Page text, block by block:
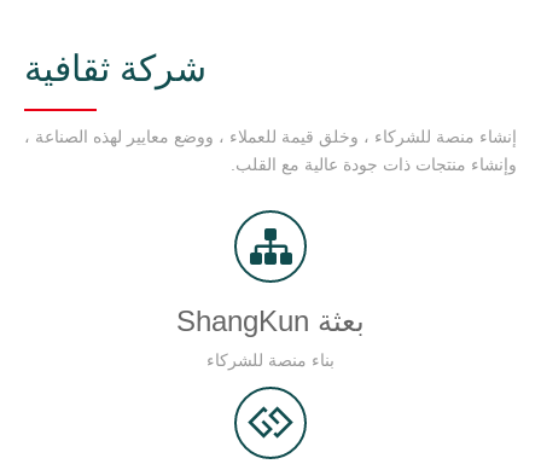
شركة ثقافية
إنشاء منصة للشركاء ، وخلق قيمة للعملاء ، ووضع معايير لهذه الصناعة ،
وإنشاء منتجات ذات جودة عالية مع القلب.
بعثة ShangKun
بناء منصة للشركاء